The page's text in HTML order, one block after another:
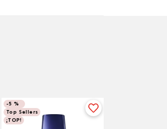
-5 %
Top Sellers
¡TOP!